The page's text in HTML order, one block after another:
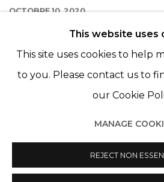
OCTOBRE 10, 2020
© 2022 LES FILLES DU CALVAIRE SITE BY
This website uses
This site uses cookies to help
to you. Please contact us to
our Cookie
MANAGE
REJECT NON